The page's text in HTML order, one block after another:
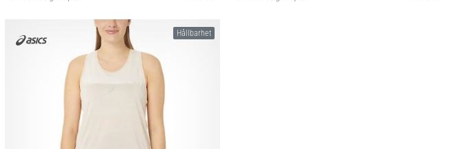
37 39 39½ Hållbarhet